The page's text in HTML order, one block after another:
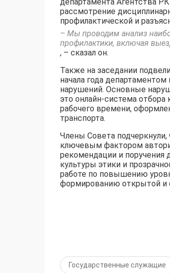
рассмотрение
профилактической и
– Мы проводим анализ
профилактики, включая
, – сказал он.
Также на заседании
начала года
нарушений. Основные
это онлайн-система
рабочего времени,
транспорта.
Члены Совета
ключевым фактором
рекомендации и поручения
культуры этики и
работе по повышению
формированию открытой и
Государственные служащие